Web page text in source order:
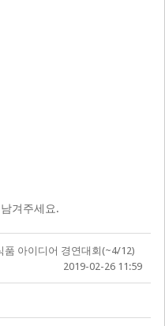
겨주세요.
품 아이디어 경연대회(~4/12)
2019-02-26 11:59